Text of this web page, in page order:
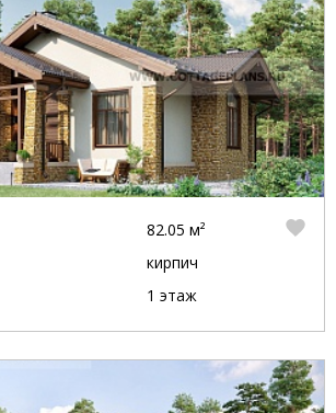
82.05 м²
кирпич
1 этаж